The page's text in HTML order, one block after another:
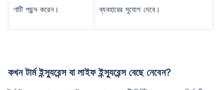
ণাটি পছন্দ করেন।
ব্যবহারের সুযোগ দেবে।
কখন টার্ম ইন্স্যুরেন্স বা লাইফ ইন্স্যুরেন্স বেছে নেবেন?